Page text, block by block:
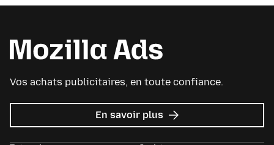
Vos achats publicitaires, en toute confiance.
En savoir plus sur
Mozilla